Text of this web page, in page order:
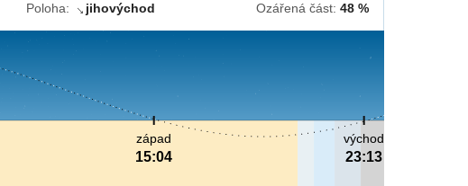
Poloha: ↓ jihovýchod Ozářená část: 48 %
východ
23:13
západ
15:04